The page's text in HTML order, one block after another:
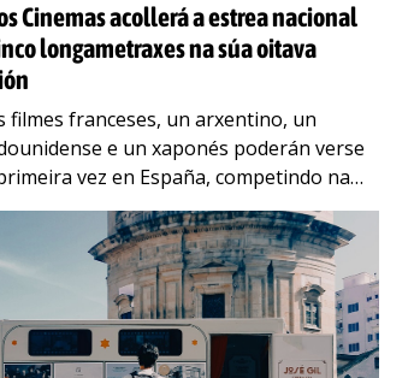
Cinemas acollerá a estrea nacional
longametraxes na súa oitava
filmes franceses, un arxentino, un
e un xaponés poderán verse
vez en España, competindo na
Oficial do Festival O Festival
de Cinema de Pontevedra,…